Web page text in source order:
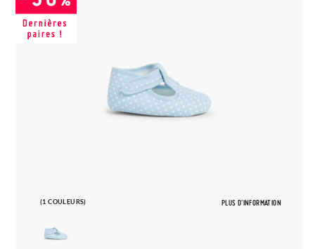
(1 COULEURS) PLUS D'INFORMATION